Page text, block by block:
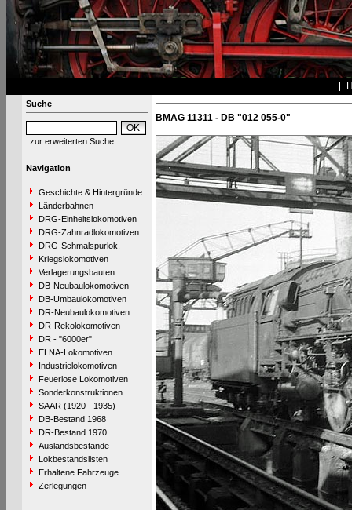
Suche
zur erweiterten Suche
Navigation
Geschichte & Hintergründe
Länderbahnen
DRG-Einheitslokomotiven
DRG-Zahnradlokomotiven
DRG-Schmalspurlok.
Kriegslokomotiven
Verlagerungsbauten
DB-Neubaulokomotiven
DB-Umbaulokomotiven
DR-Neubaulokomotiven
DR-Rekolokomotiven
DR - "6000er"
ELNA-Lokomotiven
Industrielokomotiven
Feuerlose Lokomotiven
Sonderkonstruktionen
SAAR (1920 - 1935)
DB-Bestand 1968
DR-Bestand 1970
Auslandsbestände
Lokbestandslisten
Erhaltene Fahrzeuge
Zerlegungen
BMAG 11311 - DB "012 055-0"